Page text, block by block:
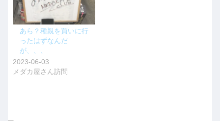
あら？種親を買いに行
ったはずなんだ
が、、、
2023-06-03
メダカ屋さん訪問